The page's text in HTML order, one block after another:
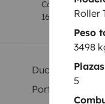
Roller
Peso
3498
5
Cama
160x209 cm
Ducha interior
Portabicicletas